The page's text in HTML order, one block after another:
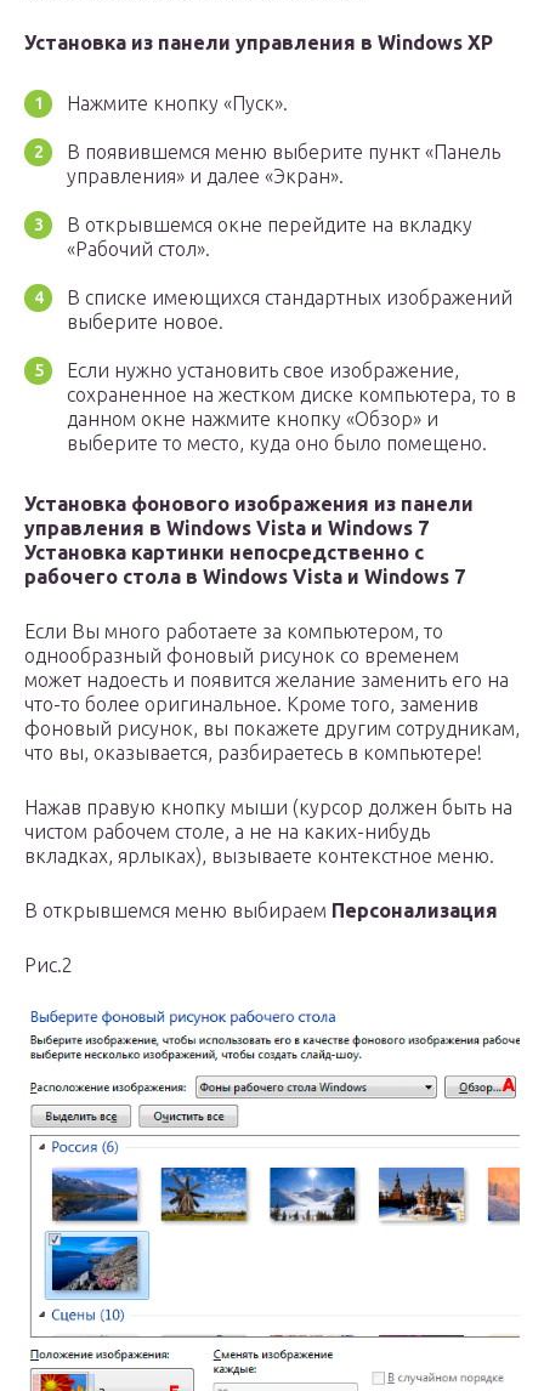
Установка из панели управления в Windows XP
Нажмите кнопку «Пуск».
В появившемся меню выберите пункт «Панель
управления» и далее «Экран».
В открывшемся окне перейдите на вкладку
«Рабочий стол».
В списке имеющихся стандартных изображений
выберите новое.
Если нужно установить свое изображение,
сохраненное на жестком диске компьютера, то в
данном окне нажмите кнопку «Обзор» и
выберите то место, куда оно было помещено.
Установка фонового изображения из панели
управления в Windows Vista и Windows 7
Установка картинки непосредственно с
рабочего стола в Windows Vista и Windows 7
Если Вы много работаете за компьютером, то
однообразный фоновый рисунок со временем
может надоесть и появится желание заменить его на
что-то более оригинальное. Кроме того, заменив
фоновый рисунок, вы покажете другим сотрудникам,
что вы, оказывается, разбираетесь в компьютере!
Нажав правую кнопку мыши (курсор должен быть на
чистом рабочем столе, а не на каких-нибудь
вкладках, ярлыках), вызываете контекстное меню.
В открывшемся меню выбираем Персонализация
Рис.2